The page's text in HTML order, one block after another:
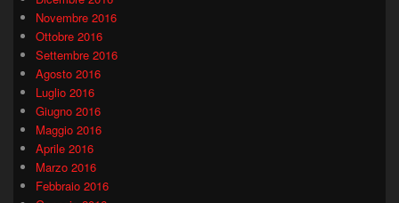
Novembre 2016
Ottobre 2016
Settembre 2016
Agosto 2016
Luglio 2016
Giugno 2016
Maggio 2016
Aprile 2016
Marzo 2016
Febbraio 2016